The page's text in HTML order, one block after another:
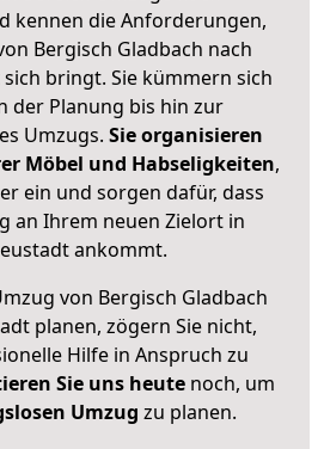
kennen die Anforderungen,
Bergisch Gladbach nach
bringt. Sie kümmern sich
der Planung bis hin zur
Umzugs. Sie organisieren
Möbel und Habseligkeiten,
ein und sorgen dafür, dass
an Ihrem neuen Zielort in
ankommt.
von Bergisch Gladbach
planen, zögern Sie nicht,
Hilfe in Anspruch zu
Sie uns heutenoch, um
Umzug zu planen.